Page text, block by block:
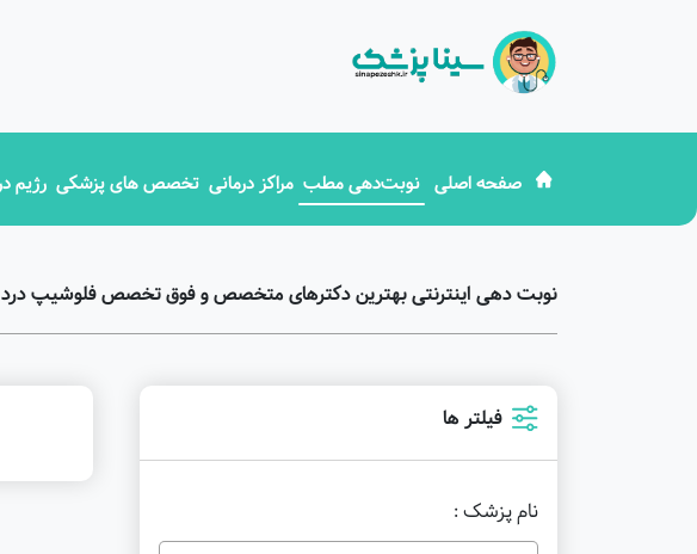
صفحه اصلی نوبت‌دهی مطب مراکز درمانی تخصص های پزشکی رژیم
نوبت دهی اینترنتی بهترین دکترهای متخصص و فوق تخصص فلوشیپ درد
فیلتر ها
نام پزشک :